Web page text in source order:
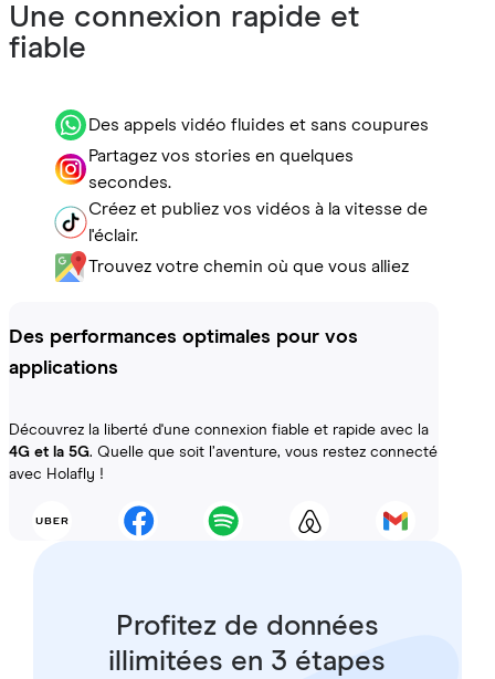
Une connexion rapide et
fiable
Des appels vidéo fluides et sans coupures
Partagez vos stories en quelques
secondes.
Créez et publiez vos vidéos à la vitesse de
l'éclair.
Trouvez votre chemin où que vous alliez
Des performances optimales pour vos
applications
Découvrez la liberté d'une connexion fiable et rapide avec la
4G et la 5G. Quelle que soit l’aventure, vous restez connecté
avec Holafly !
Profitez de données
illimitées en 3 étapes